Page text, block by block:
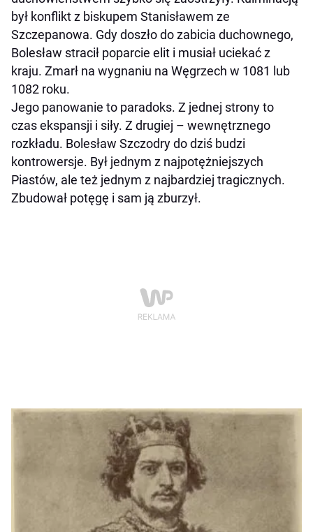
był konflikt z biskupem Stanisławem ze
Szczepanowa. Gdy doszło do zabicia duchownego,
Bolesław stracił poparcie elit i musiał uciekać z
kraju. Zmarł na wygnaniu na Węgrzech w 1081 lub
1082 roku.
Jego panowanie to paradoks. Z jednej strony to
czas ekspansji i siły. Z drugiej – wewnętrznego
rozkładu. Bolesław Szczodry do dziś budzi
kontrowersje. Był jednym z najpotężniejszych
Piastów, ale też jednym z najbardziej tragicznych.
Zbudował potęgę i sam ją zburzył.